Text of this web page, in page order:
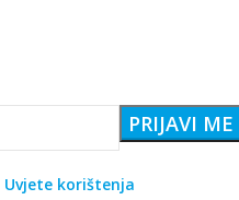
Uvjete korištenja